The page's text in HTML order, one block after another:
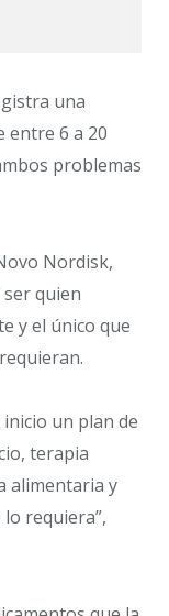
una
entre 6 a 20
problemas
Nordisk,
quien
y el único que
un plan de
terapia
alimentaria y
requiera”,